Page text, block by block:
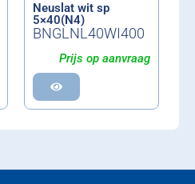
Neuslat wit sp
5×40(N4)
BNGLNL40WI400
Prijs op aanvraag